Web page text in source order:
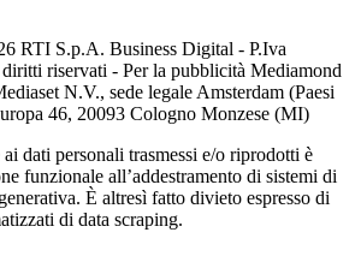
RTI S.p.A. Business Digital - P.Iva
riservati - Per la pubblicità Mediamond
N.V., sede legale Amsterdam (Paesi
46, 20093 Cologno Monzese (MI)
dati personali trasmessi e/o riprodotti è
funzionale all’addestramento di sistemi di
È altresì fatto divieto espresso di
di data scraping.